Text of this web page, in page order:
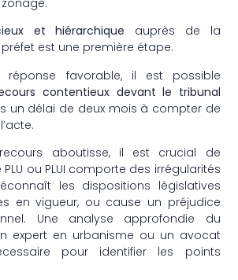
et hiérarchique auprès de la
est une première étape.
réponse favorable, il est possible
contentieux devant le tribunal
un délai de deux mois à compter de
aboutisse, il est crucial de
ou PLUI comporte des irrégularités
les dispositions législatives
en vigueur, ou cause un préjudice
Une analyse approfondie du
expert en urbanisme ou un avocat
pour identifier les points